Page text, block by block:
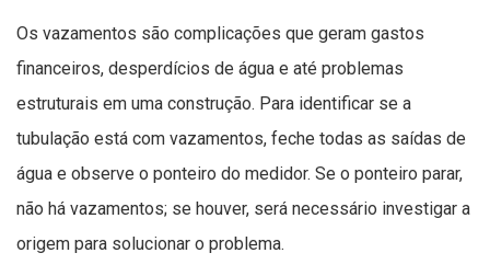
Os vazamentos são complicações que geram gastos
financeiros, desperdícios de água e até problemas
estruturais em uma construção. Para identificar se a
tubulação está com vazamentos, feche todas as saídas de
água e observe o ponteiro do medidor. Se o ponteiro parar,
não há vazamentos; se houver, será necessário investigar a
origem para solucionar o problema.